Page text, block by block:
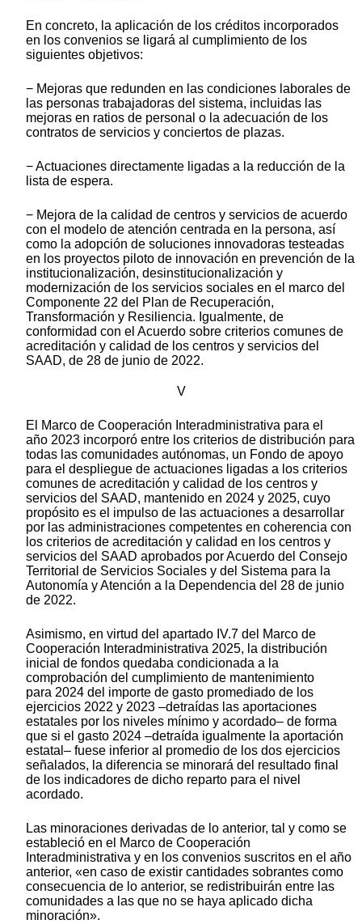
En concreto, la aplicación de los créditos incorporados
en los convenios se ligará al cumplimiento de los
siguientes objetivos:
− Mejoras que redunden en las condiciones laborales de
las personas trabajadoras del sistema, incluidas las
mejoras en ratios de personal o la adecuación de los
contratos de servicios y conciertos de plazas.
− Actuaciones directamente ligadas a la reducción de la
lista de espera.
− Mejora de la calidad de centros y servicios de acuerdo
con el modelo de atención centrada en la persona, así
como la adopción de soluciones innovadoras testeadas
en los proyectos piloto de innovación en prevención de la
institucionalización, desinstitucionalización y
modernización de los servicios sociales en el marco del
Componente 22 del Plan de Recuperación,
Transformación y Resiliencia. Igualmente, de
conformidad con el Acuerdo sobre criterios comunes de
acreditación y calidad de los centros y servicios del
SAAD, de 28 de junio de 2022.
V
El Marco de Cooperación Interadministrativa para el
año 2023 incorporó entre los criterios de distribución para
todas las comunidades autónomas, un Fondo de apoyo
para el despliegue de actuaciones ligadas a los criterios
comunes de acreditación y calidad de los centros y
servicios del SAAD, mantenido en 2024 y 2025, cuyo
propósito es el impulso de las actuaciones a desarrollar
por las administraciones competentes en coherencia con
los criterios de acreditación y calidad en los centros y
servicios del SAAD aprobados por Acuerdo del Consejo
Territorial de Servicios Sociales y del Sistema para la
Autonomía y Atención a la Dependencia del 28 de junio
de 2022.
Asimismo, en virtud del apartado IV.7 del Marco de
Cooperación Interadministrativa 2025, la distribución
inicial de fondos quedaba condicionada a la
comprobación del cumplimiento de mantenimiento
para 2024 del importe de gasto promediado de los
ejercicios 2022 y 2023 –detraídas las aportaciones
estatales por los niveles mínimo y acordado– de forma
que si el gasto 2024 –detraída igualmente la aportación
estatal– fuese inferior al promedio de los dos ejercicios
señalados, la diferencia se minorará del resultado final
de los indicadores de dicho reparto para el nivel
acordado.
Las minoraciones derivadas de lo anterior, tal y como se
estableció en el Marco de Cooperación
Interadministrativa y en los convenios suscritos en el año
anterior, «en caso de existir cantidades sobrantes como
consecuencia de lo anterior, se redistribuirán entre las
comunidades a las que no se haya aplicado dicha
minoración».